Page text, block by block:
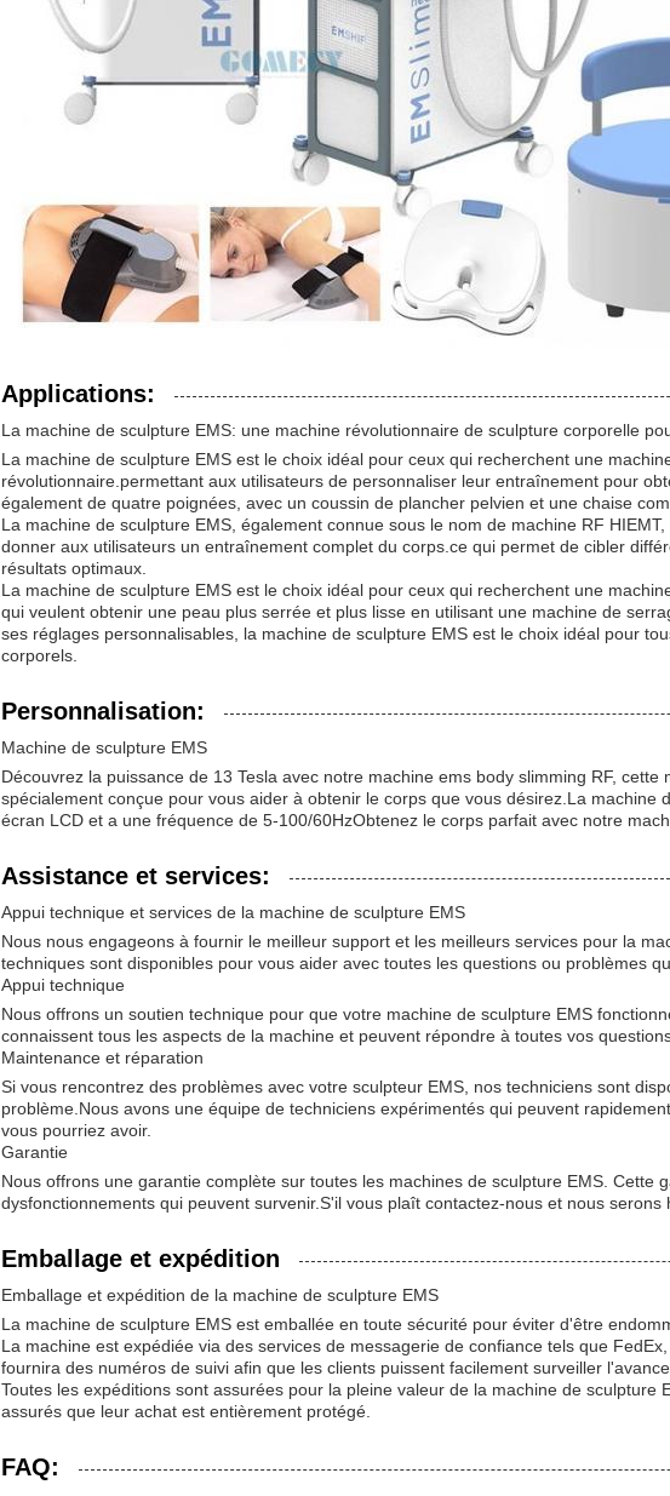
Applications:
La machine de sculpture EMS: une machine révolutionnaire de sculpture corporelle
La machine de sculpture EMS est le choix idéal pour ceux qui recherchent une
révolutionnaire.permettant aux utilisateurs de personnaliser leur entraînement pour
également de quatre poignées, avec un coussin de plancher pelvien et une chaise
La machine de sculpture EMS, également connue sous le nom de machine RF
donner aux utilisateurs un entraînement complet du corps.ce qui permet de cibler
résultats optimaux.
La machine de sculpture EMS est le choix idéal pour ceux qui recherchent une
qui veulent obtenir une peau plus serrée et plus lisse en utilisant une machine de
ses réglages personnalisables, la machine de sculpture EMS est le choix idéal pour
corporels.
Personnalisation:
Machine de sculpture EMS
Découvrez la puissance de 13 Tesla avec notre machine ems body slimming RF,
spécialement conçue pour vous aider à obtenir le corps que vous désirez.La machine
écran LCD et a une fréquence de 5-100/60HzObtenez le corps parfait avec notre
Assistance et services:
Appui technique et services de la machine de sculpture EMS
Nous nous engageons à fournir le meilleur support et les meilleurs services pour la
techniques sont disponibles pour vous aider avec toutes les questions ou problèmes
Appui technique
Nous offrons un soutien technique pour que votre machine de sculpture EMS
connaissent tous les aspects de la machine et peuvent répondre à toutes vos
Maintenance et réparation
Si vous rencontrez des problèmes avec votre sculpteur EMS, nos techniciens sont
problème.Nous avons une équipe de techniciens expérimentés qui peuvent
vous pourriez avoir.
Garantie
Nous offrons une garantie complète sur toutes les machines de sculpture EMS. Cette
dysfonctionnements qui peuvent survenir.S'il vous plaît contactez-nous et nous serons
Emballage et expédition
Emballage et expédition de la machine de sculpture EMS
La machine de sculpture EMS est emballée en toute sécurité pour éviter d'être
La machine est expédiée via des services de messagerie de confiance tels que
fournira des numéros de suivi afin que les clients puissent facilement surveiller
Toutes les expéditions sont assurées pour la pleine valeur de la machine de sculpture
assurés que leur achat est entièrement protégé.
FAQ: